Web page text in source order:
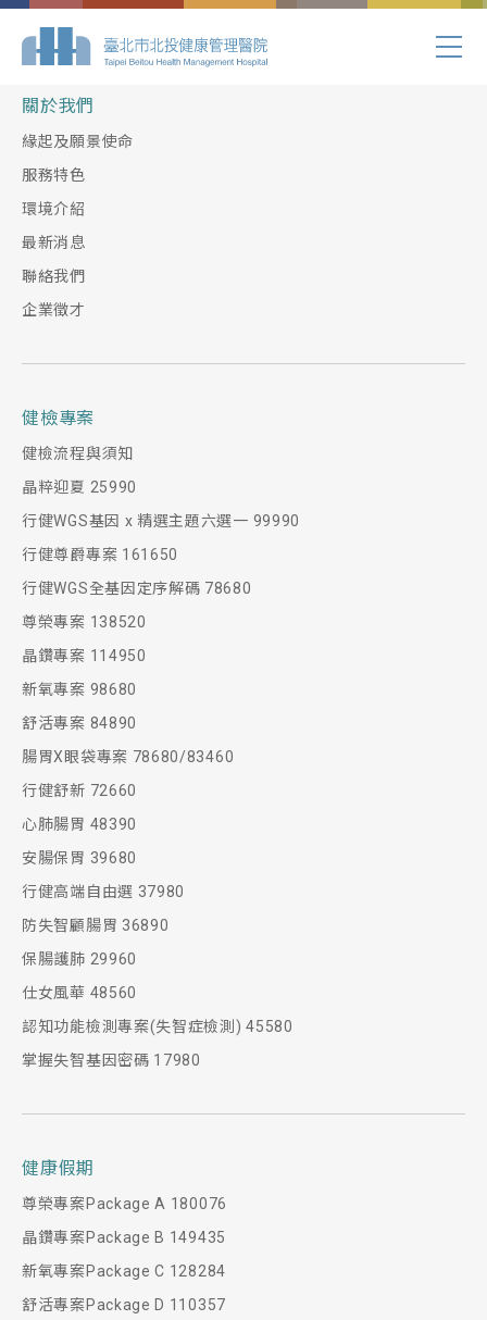
Index.php
關於我們
緣起及願景使命
服務特色
環境介紹
最新消息
聯絡我們
企業徵才
健檢專案
健檢流程與須知
晶粹迎夏 25990
行健WGS基因 x 精選主題六選一 99990
行健尊爵專案 161650
行健WGS全基因定序解碼 78680
尊榮專案 138520
晶鑽專案 114950
新氧專案 98680
舒活專案 84890
腸胃X眼袋專案 78680/83460
行健舒新 72660
心肺腸胃 48390
安腸保胃 39680
行健高端自由選 37980
防失智顧腸胃 36890
保腸護肺 29960
仕女風華 48560
認知功能檢測專案(失智症檢測) 45580
掌握失智基因密碼 17980
健康假期
尊榮專案Package A 180076
晶鑽專案Package B 149435
新氧專案Package C 128284
舒活專案Package D 110357